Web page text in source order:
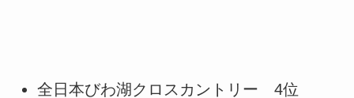
全日本びわ湖クロスカントリー 4位